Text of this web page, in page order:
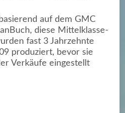
auf dem GMC
diese Mittelklasse-
fast 3 Jahrzehnte
produziert, bevor sie
Verkäufe eingestellt